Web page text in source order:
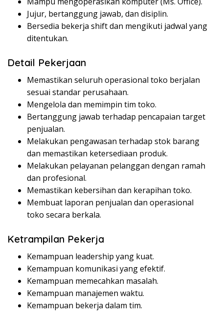
Jujur, bertanggung jawab, dan disiplin.
Bersedia bekerja shift dan mengikuti jadwal yang
ditentukan.
Detail Pekerjaan
Memastikan seluruh operasional toko berjalan
sesuai standar perusahaan.
Mengelola dan memimpin tim toko.
Bertanggung jawab terhadap pencapaian target
penjualan.
Melakukan pengawasan terhadap stok barang
dan memastikan ketersediaan produk.
Melakukan pelayanan pelanggan dengan ramah
dan profesional.
Memastikan kebersihan dan kerapihan toko.
Membuat laporan penjualan dan operasional
toko secara berkala.
Ketrampilan Pekerja
Kemampuan leadership yang kuat.
Kemampuan komunikasi yang efektif.
Kemampuan memecahkan masalah.
Kemampuan manajemen waktu.
Kemampuan bekerja dalam tim.